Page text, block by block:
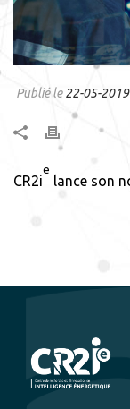
Publié le22-05-2019
CR2i
e
lance son